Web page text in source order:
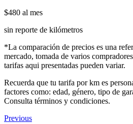
$480 al mes
sin reporte de kilómetros
*La comparación de precios es una
mercado, tomada de varios
tarifas aqui presentadas pueden variar.
Recuerda que tu tarifa por km es
factores como: edad, género, tipo de
Consulta términos y condiciones.
Previous